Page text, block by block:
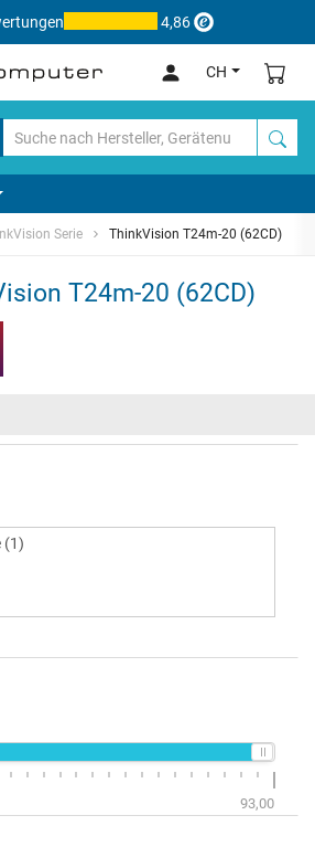
4,86
CH
Serie ThinkVision T24m-20 (62CD)
T24m-20 (62CD)
93,00